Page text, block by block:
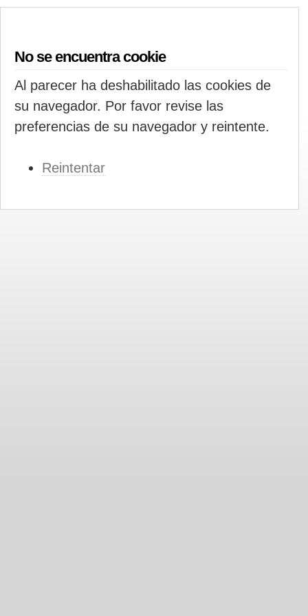
No se encuentra cookie
Al parecer ha deshabilitado las cookies de
su navegador. Por favor revise las
preferencias de su navegador y reintente.
Reintentar